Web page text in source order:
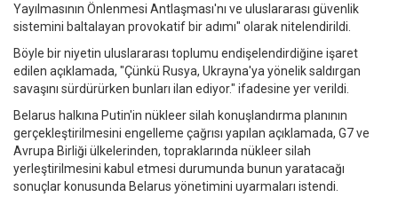
Yayılmasının Önlenmesi Antlaşması'nı ve uluslararası güvenlik
sistemini baltalayan provokatif bir adımı" olarak nitelendirildi.
Böyle bir niyetin uluslararası toplumu endişelendirdiğine işaret
edilen açıklamada, "Çünkü Rusya, Ukrayna'ya yönelik saldırgan
savaşını sürdürürken bunları ilan ediyor." ifadesine yer verildi.
Belarus halkına Putin'in nükleer silah konuşlandırma planının
gerçekleştirilmesini engelleme çağrısı yapılan açıklamada, G7 ve
Avrupa Birliği ülkelerinden, topraklarında nükleer silah
yerleştirilmesini kabul etmesi durumunda bunun yaratacağı
sonuçlar konusunda Belarus yönetimini uyarmaları istendi.